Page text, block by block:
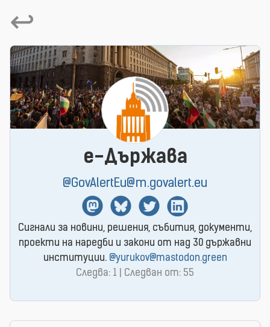
↩
e-Държава
@GovAlertEu@m.govalert.eu
MastodonBlueSkyTwitterLinkedin
Сигнали за новини, решения, събития, документи,
проекти на наредби и закони от над 30 държавни
институции. @yurukov@mastodon.green
Следва: 1 | Следван от: 55